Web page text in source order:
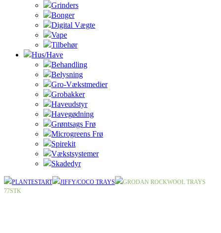
Grinders
Bonger
Digital Vægte
Vape
Tilbehør
Hus/Have
Behandling
Belysning
Gro-Vækstmedier
Grobakker
Haveudstyr
Havegødning
Grøntsags Frø
Microgreens Frø
Spirekit
Vækstsystemer
Skadedyr
PLANTESTART JIFFY/COCO TRAYS
GRODAN ROCKWOOL TRAYS
77STK